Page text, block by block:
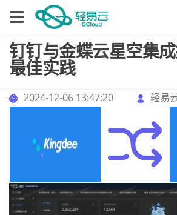
钉钉与金蝶云星空集
最佳实践
2024-12-06 13:47:20 轻易